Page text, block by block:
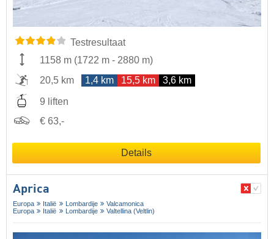
Testresultaat
1158 m (1722 m - 2880 m)
20,5 km
1,4 km 15,5 km 3,6 km
9 liften
€ 63,-
Details
Aprica
Europa Italië Lombardije
Valcamonica
Europa
Italië Lombardije Valtellina (Veltlin)